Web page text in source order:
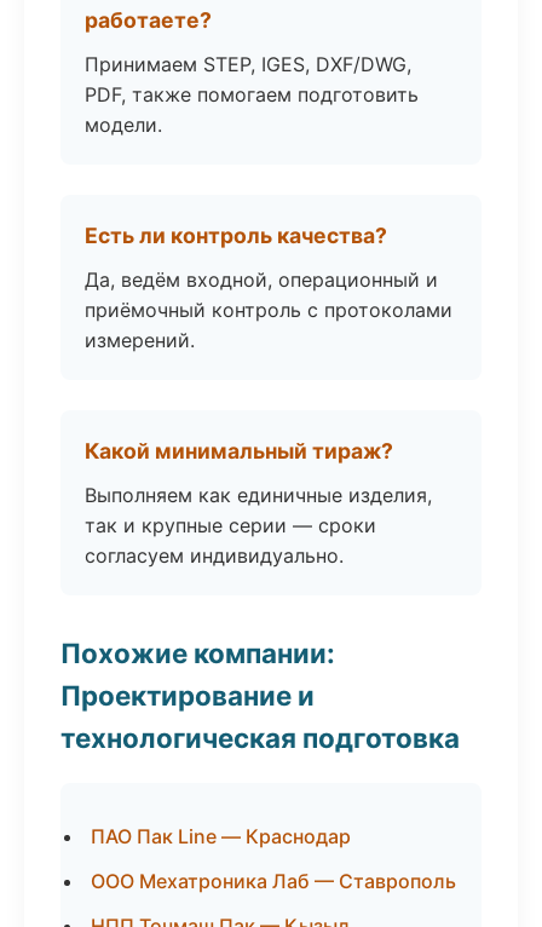
работаете?
Принимаем STEP, IGES, DXF/DWG,
PDF, также помогаем подготовить
модели.
Есть ли контроль качества?
Да, ведём входной, операционный и
приёмочный контроль с протоколами
измерений.
Какой минимальный тираж?
Выполняем как единичные изделия,
так и крупные серии — сроки
согласуем индивидуально.
Похожие компании:
Проектирование и
технологическая подготовка
ПАО Пак Line — Краснодар
ООО Мехатроника Лаб — Ставрополь